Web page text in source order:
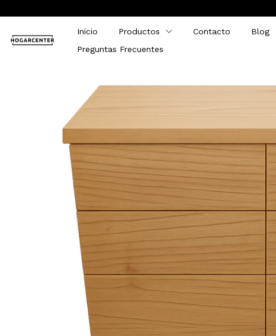
Inicio Productos Contacto Blog
Preguntas Frecuentes